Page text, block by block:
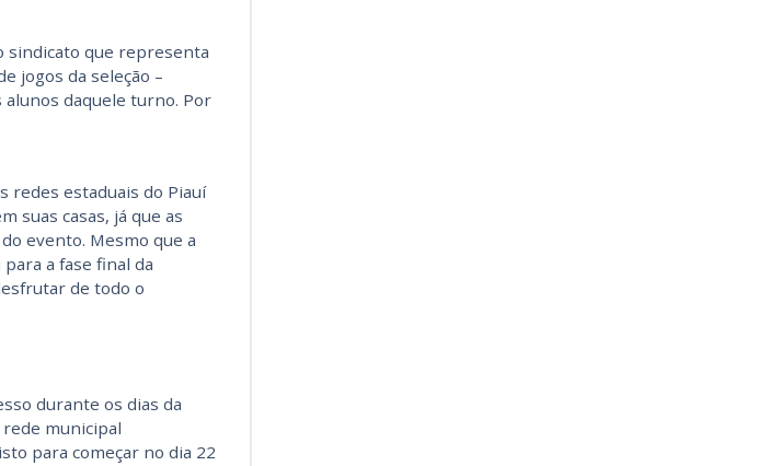
sindicato que representa
jogos da seleção –
daquele turno. Por
redes estaduais do Piauí
suas casas, já que as
evento. Mesmo que a
a fase final da
de todo o
durante os dias da
municipal
para começar no dia 22